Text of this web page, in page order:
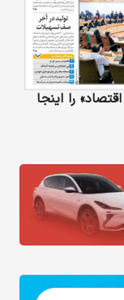
را اینجا